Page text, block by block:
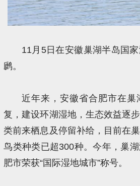
11月5日在安徽巢湖半岛国
䴘。
近年来，安徽省合肥市在巢
复，建设环湖湿地，生态效益逐
类前来栖息及停留补给，目前在
鸟类种类已超300种。今年，巢
肥市荣获“国际湿地城市”称号。